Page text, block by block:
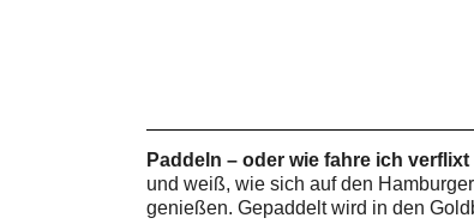
Paddeln – oder wie fahre ich
und weiß, wie sich auf den
genießen. Gepaddelt wird in den